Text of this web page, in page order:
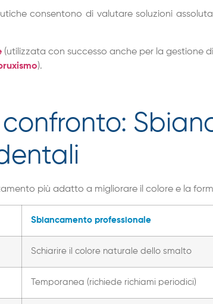
consentono di valutare soluzioni
(utilizzata con successo anche per la gestione di
).
confronto:
più adatto a migliorare il colore e la
Sbiancamento professionale
Schiarire il colore naturale dello smalto
Temporanea (richiede richiami periodici)